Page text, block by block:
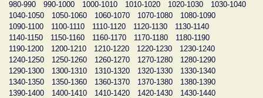
980-990
990-1000 1000-1010 1010-1020 1020-1030
1030-1040
1040-1050
1050-1060 1060-1070 1070-1080
1080-1090
1090-1100
1100-1110 1110-1120 1120-1130
1130-1140
1140-1150
1150-1160 1160-1170 1170-1180
1180-1190
1190-1200
1200-1210 1210-1220 1220-1230
1230-1240
1240-1250
1250-1260 1260-1270 1270-1280
1280-1290
1290-1300
1300-1310 1310-1320 1320-1330
1330-1340
1340-1350
1350-1360 1360-1370 1370-1380
1380-1390
1390-1400
1400-1410 1410-1420 1420-1430
1430-1440